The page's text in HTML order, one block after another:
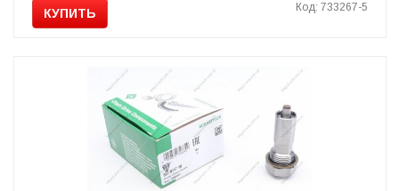
КУПИТЬ Код: 733267-5